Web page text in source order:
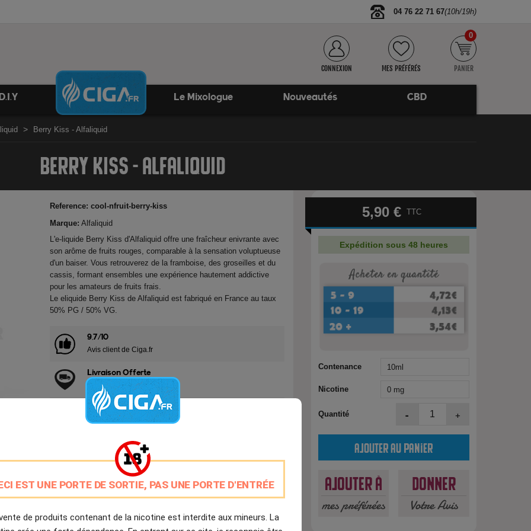
EST UNE PORTE DE SORTIE, PAS UNE PORTE D'ENTRÉE
de produits contenant de la nicotine est interdite aux mineurs. La
04 76 22 71 67(10h/19h)
CONNEXION MES PRÉFÉRÉS PANIER
0
Le Mixologue Nouveautés CBD
Berry Kiss - Alfaliquid
BERRY KISS - ALFALIQUID
Reference: cool-nfruit-berry-kiss
Marque: Alfaliquid
L'e-liquide Berry Kiss d'Alfaliquid offre une fraîcheur enivrante avec
son arôme de fruits rouges, comparable à la sensation voluptueuse
d'un baiser. Vous retrouverez de la framboise, des groseilles et du
cassis, formant ensembles une expérience hautement addictive
pour les amateurs de fruits frais.
Le eliquide Berry Kiss de Alfaliquid est fabriqué en France au taux
50% PG / 50% VG.
9.7/10
Avis client de Ciga.fr
Livraison Offerte
à partir de 20€
Expédition Immédiate
Commande passée avant 14h
Partager Tweet Pinterest
5,90 € TTC
Expédition sous 48 heures
Contenance
Nicotine
Quantité - +
Ajouter au panier
Ajouter à
mes préférées
Donner
Votre Avis